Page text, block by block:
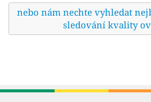
nebo nám nechte vyhledat
sledování kvality